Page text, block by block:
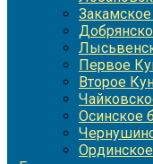
Первое
Второе
Осинское